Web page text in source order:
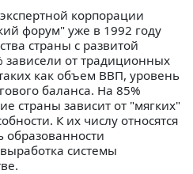
корпорации
форум" уже в 1992 году
страны с развитой
от традиционных
как объем ВВП, уровень
баланса. На 85%
страны зависит от "мягких"
К их числу относятся
образованности
системы